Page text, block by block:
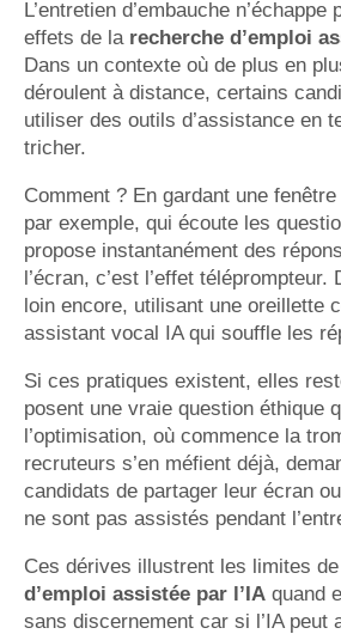
L’entretien d’embauche
effets de la recherche d’emploi
Dans un contexte où de plus en
déroulent à distance, certains
utiliser des outils d’assistance en
tricher.
Comment ? En gardant une
par exemple, qui écoute les
propose instantanément des
l’écran, c’est l’effet téléprompteur.
loin encore, utilisant une oreillette
assistant vocal IA qui souffle les
Si ces pratiques existent, elles
posent une vraie question éthique
l’optimisation, où commence la
recruteurs s’en méfient déjà,
candidats de partager leur écran
ne sont pas assistés pendant
Ces dérives illustrent les limites
d’emploi assistée par l’IA quand
sans discernement car si l’IA peut